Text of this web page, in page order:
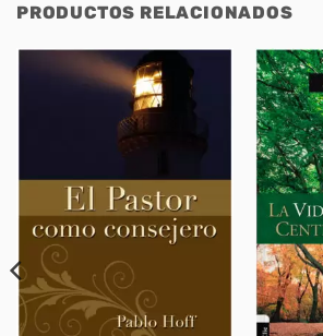
PRODUCTOS RELACIONADOS